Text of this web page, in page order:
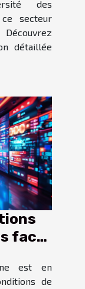
des
secteur
détaillée
face
est en
de